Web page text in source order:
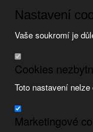
Nastavení
Vaše soukromí je
Cookies
Toto nastavení
Marketingové
Přeskočit na hlavní obsah
Obchodní podmínky
Registrace